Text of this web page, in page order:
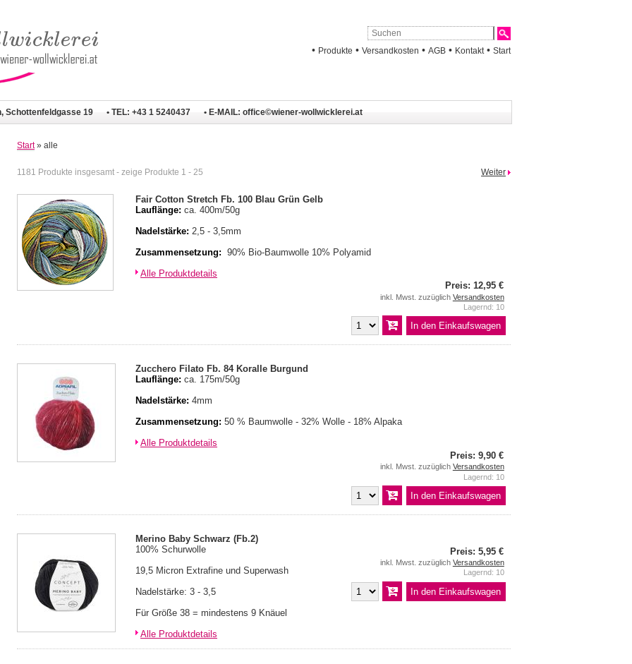
• Produkte • Versandkosten • AGB • Kontakt • Start
Schottenfeldgasse 19 • TEL: +43 1 5240437 • E-MAIL:office©wiener-wollwicklerei.at
Start» alle
1181 Produkte insgesamt - zeige Produkte 1 - 25 Weiter
Fair Cotton Stretch Fb. 100 Blau Grün Gelb
Lauflänge: ca. 400m/50g
Nadelstärke: 2,5 - 3,5mm
Zusammensetzung: 90% Bio-Baumwolle 10% Polyamid
Alle Produktdetails
Preis: 12,95 €
inkl. Mwst. zuzüglich Versandkosten
Lagernd: 10
Zucchero Filato Fb. 84 Koralle Burgund
Lauflänge: ca. 175m/50g
Nadelstärke: 4mm
Zusammensetzung: 50 % Baumwolle - 32% Wolle - 18% Alpaka
Alle Produktdetails
Preis: 9,90 €
inkl. Mwst. zuzüglich Versandkosten
Lagernd: 10
Merino Baby Schwarz (Fb.2)
100% Schurwolle
19,5 Micron Extrafine und Superwash
Nadelstärke: 3 - 3,5
Für Größe 38 = mindestens 9 Knäuel
Alle Produktdetails
Preis: 5,95 €
inkl. Mwst. zuzüglich Versandkosten
Lagernd: 10